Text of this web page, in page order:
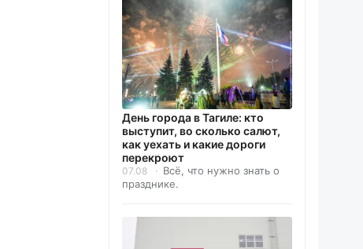
День города в Тагиле: кто
выступит, во сколько салют,
как уехать и какие дороги
перекроют
07.08
Всё, что нужно знать о
празднике.